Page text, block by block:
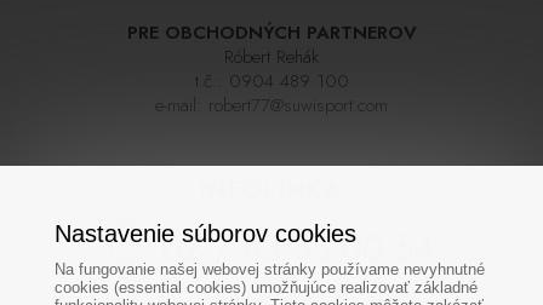
PRE OBCHODNÝCH PARTNEROV
Róbert Rehák
t.č.: 0904 489 100
e-mail: robert77@suwisport.com
02 / 43 33 00 54
Nastavenie súborov cookies
Na fungovanie našej webovej stránky používame nevyhnutné
cookies (essential cookies) umožňujúce realizovať základné